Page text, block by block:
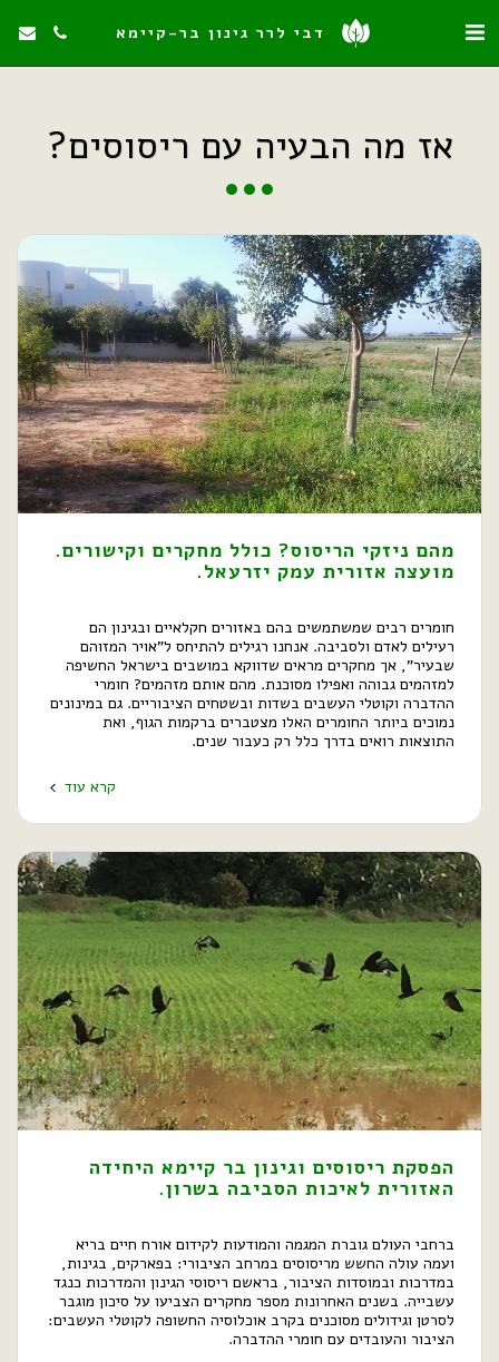
דבי לרר גינון בר-קיימא
אז מה הבעיה עם ריסוסים?
מהם ניזקי הריסוס? כולל מחקרים וקישורים.
מועצה אזורית עמק יזרעאל.
חומרים רבים שמשתמשים בהם באזורים חקלאיים ובגינון הם
רעילים לאדם ולסביבה. אנחנו רגילים להתיחס ל"אויר המזוהם
שבעיר", אך מחקרים מראים שדווקא במושבים בישראל החשיפה
למזהמים גבוהה ואפילו מסוכנת. מהם אותם מזהמים? חומרי
ההדברה וקוטלי העשבים בשדות ובשטחים הציבוריים. גם במינונים
נמוכים ביותר החומרים האלו מצטברים ברקמות הגוף, ואת
התוצאות רואים בדרך כלל רק כעבור שנים.
קרא עוד
הפסקת ריסוסים וגינון בר קיימא היחידה
האזורית לאיכות הסביבה בשרון.
ברחבי העולם גוברת המגמה והמודעות לקידום אורח חיים בריא
ועמה עולה החשש מריסוסים במרחב הציבורי: בפארקים, בגינות,
במדרכות ובמוסדות הציבור, בראשם ריסוסי הגינון והמדרכות כנגד
עשבייה. בשנים האחרונות מספר מחקרים הצביעו על סיכון מוגבר
לסרטן וגידולים מסוכנים בקרב אוכלוסיה החשופה לקוטלי העשבים:
הציבור והעובדים עם חומרי ההדברה.